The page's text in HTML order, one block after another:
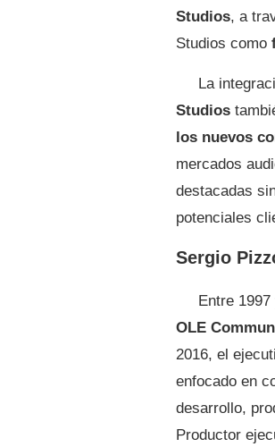
Studios, a
Studios como
La
Studios
los nuevos
mercados
destacadas
potenciales
Sergio
Entre 1997
OLE
2016, el
enfocado en
desarrollo,
Productor